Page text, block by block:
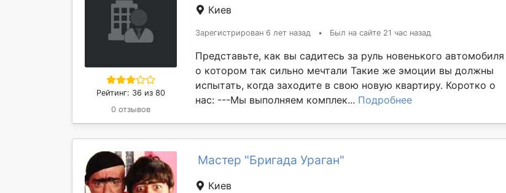
Рейтинг: 36 из 80
0 отзывов
Киев
Зарегистрирован 6 лет назад • Был на сайте 21 час назад
Представьте, как вы садитесь за руль новенького автомобиля
о котором так сильно мечтали Такие же эмоции вы должны
испытать, когда заходите в свою новую квартиру. Коротко о
нас: ---Мы выполняем комплек... Подробнее
Мастер "Бригада Ураган"
Киев